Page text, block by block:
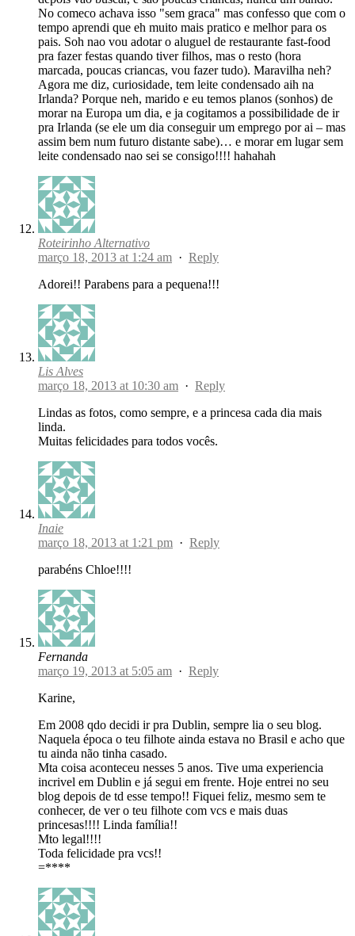
No comeco achava isso "sem graca" mas confesso que com o
tempo aprendi que eh muito mais pratico e melhor para os
pais. Soh nao vou adotar o aluguel de restaurante fast-food
pra fazer festas quando tiver filhos, mas o resto (hora
marcada, poucas criancas, vou fazer tudo). Maravilha neh?
Agora me diz, curiosidade, tem leite condensado aih na
Irlanda? Porque neh, marido e eu temos planos (sonhos) de
morar na Europa um dia, e ja cogitamos a possibilidade de ir
pra Irlanda (se ele um dia conseguir um emprego por ai – mas
assim bem num futuro distante sabe)… e morar em lugar sem
leite condensado nao sei se consigo!!!! hahahah
Roteirinho Alternativo
março 18, 2013 at 1:24 am · Reply
Adorei!! Parabens para a pequena!!!
Lis Alves
março 18, 2013 at 10:30 am · Reply
Lindas as fotos, como sempre, e a princesa cada dia mais
linda.
Muitas felicidades para todos vocês.
Inaie
março 18, 2013 at 1:21 pm · Reply
parabéns Chloe!!!!
Fernanda
março 19, 2013 at 5:05 am · Reply
Karine,
Em 2008 qdo decidi ir pra Dublin, sempre lia o seu blog.
Naquela época o teu filhote ainda estava no Brasil e acho que
tu ainda não tinha casado.
Mta coisa aconteceu nesses 5 anos. Tive uma experiencia
incrivel em Dublin e já segui em frente. Hoje entrei no seu
blog depois de td esse tempo!! Fiquei feliz, mesmo sem te
conhecer, de ver o teu filhote com vcs e mais duas
princesas!!!! Linda família!!
Mto legal!!!!
Toda felicidade pra vcs!!
=****